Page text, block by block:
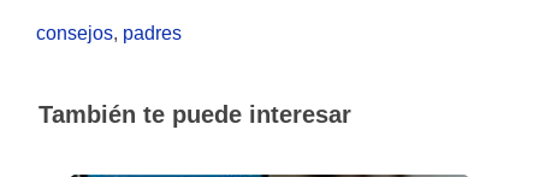
consejos, padres
También te puede interesar